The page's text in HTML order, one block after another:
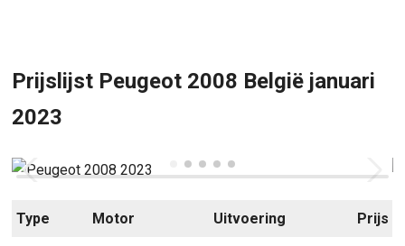
Prijslijst Peugeot 2008 België januari
2023
Type Motor Uitvoering Prijs